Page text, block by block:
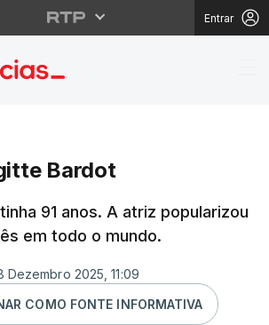
Entrar
Bardot
Bardot
91 anos. A atriz popularizou
em todo o mundo.
Dezembro 2025, 11:09
COMO FONTE INFORMATIVA